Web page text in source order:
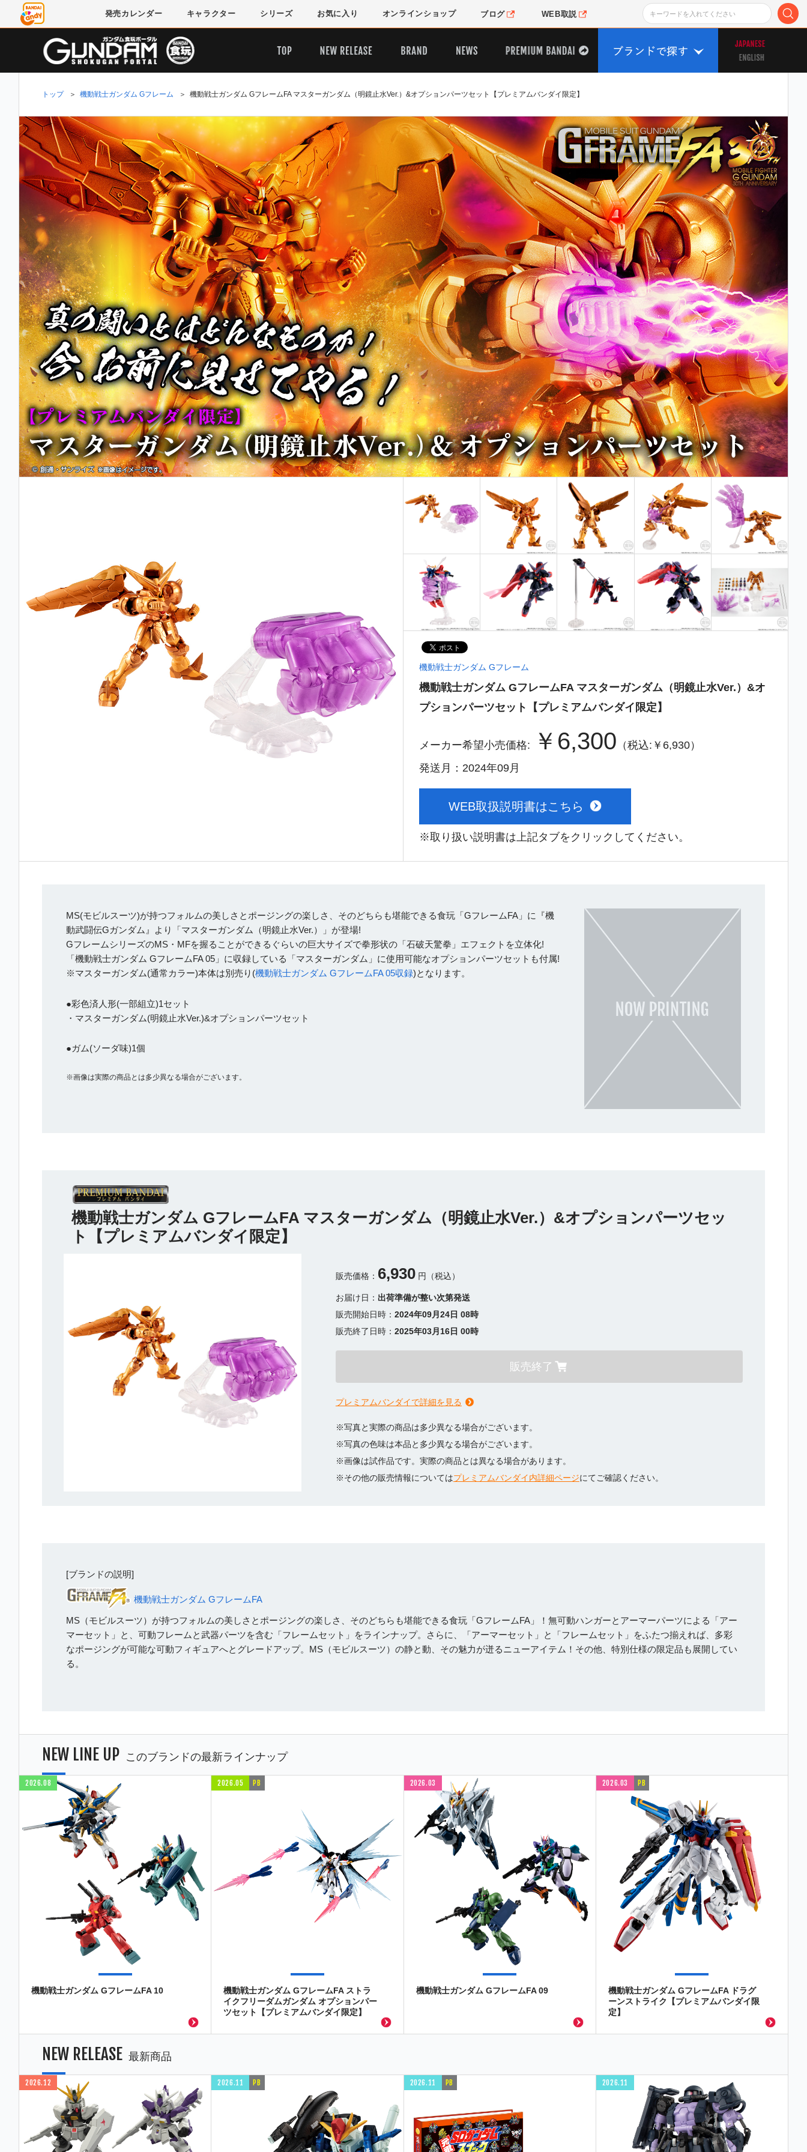
発売カレンダー キャラクター シリーズ お気に入り オンラインショップ ブログ WEB取説
トップ ＞ 機動戦士ガンダム Gフレーム ＞ 機動戦士ガンダム GフレームFA マスターガンダム（明鏡止水Ver.）&オプションパーツセット【プレミアムバンダイ限定】
機動戦士ガンダム Gフレーム
機動戦士ガンダム GフレームFA マスターガンダム（明鏡止水Ver.）&オ
プションパーツセット【プレミアムバンダイ限定】
メーカー希望小売価格: ￥6,300 （税込:￥6,930）
発送月：2024年09月
WEB取扱説明書はこちら
※取り扱い説明書は上記タブをクリックしてください。
MS(モビルスーツ)が持つフォルムの美しさとポージングの楽しさ、そのどちらも堪能できる食玩「GフレームFA」に『機
動武闘伝Gガンダム』より「マスターガンダム（明鏡止水Ver.）」が登場!
GフレームシリーズのMS・MFを握ることができるぐらいの巨大サイズで拳形状の「石破天驚拳」エフェクトを立体化!
「機動戦士ガンダム GフレームFA 05」に収録している「マスターガンダム」に使用可能なオプションパーツセットも付属!
※マスターガンダム(通常カラー)本体は別売り(機動戦士ガンダム GフレームFA 05収録)となります。
●彩色済人形(一部組立)1セット
・マスターガンダム(明鏡止水Ver.)&オプションパーツセット
●ガム(ソーダ味)1個
※画像は実際の商品とは多少異なる場合がございます。
機動戦士ガンダム GフレームFA マスターガンダム（明鏡止水Ver.）&オプションパーツセッ
ト【プレミアムバンダイ限定】
販売価格： 6,930円（税込）
お届け日： 出荷準備が整い次第発送
販売開始日時： 2024年09月24日 08時
販売終了日時： 2025年03月16日 00時
販売終了
プレミアムバンダイで詳細を見る
※写真と実際の商品は多少異なる場合がございます。
※写真の色味は本品と多少異なる場合がございます。
※画像は試作品です。実際の商品とは異なる場合があります。
※その他の販売情報についてはプレミアムバンダイ内詳細ページにてご確認ください。
[ブランドの説明]
機動戦士ガンダム GフレームFA
MS（モビルスーツ）が持つフォルムの美しさとポージングの楽しさ、そのどちらも堪能できる食玩「GフレームFA」！無可動ハンガーとアーマーパーツによる「アー
マーセット」と、可動フレームと武器パーツを含む「フレームセット」をラインナップ。 さらに、「アーマーセット」と「フレームセット」をふたつ揃えれば、多彩
なポージングが可能な可動フィギュアへとグレードアップ。 MS（モビルスーツ）の静と動、その魅力が迸るニューアイテム！ その他、特別仕様の限定品も展開してい
る。
NEW LINE UP このブランドの最新ラインナップ
2026.08
機動戦士ガンダム GフレームFA 10
2026.05 PB
機動戦士ガンダム GフレームFA ストラ
イクフリーダムガンダム オプションパー
ツセット【プレミアムバンダイ限定】
2026.03
機動戦士ガンダム GフレームFA 09
2026.03 PB
機動戦士ガンダム GフレームFA ドラグ
ーンストライク【プレミアムバンダイ限
定】
NEW RELEASE 最新商品
2026.12 2026.11 PB 2026.11 PB 2026.11